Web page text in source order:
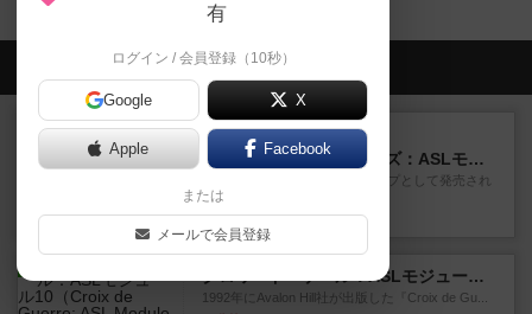
会員の新しい投稿
レビュー
ドゥームド・バタリオンズ：ASLモジュール11
『Squad Leader』用の追加マップとして発売され
たマップの#9...
12分前by Chaco
クロワ・ド・ゲール：ASLモジュール10
1992年にAvalon Hill社が出版した『Croix de Gu...
有
ログイン / 会員登録（10秒）
Google X
Apple Facebook
または
メールで会員登録